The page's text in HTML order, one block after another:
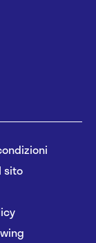
sito